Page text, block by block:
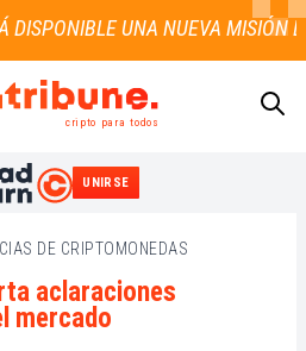
cripto para todos
UNIRSE
DE CRIPTOMONEDAS
aclaraciones
mercado